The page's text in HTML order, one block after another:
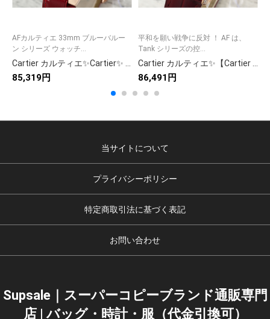
AFカルティエ 33mm ブルーバルー
ン シリーズ ウォッチ...
85,319円
平和を願い戦争に反対 ！ AF は、
Tank シリーズの控...
86,491円
当サイトについて
プライバシーポリシー
特定商取引法に基づく表記
お問い合わせ
Supsale｜スーパーコピーブランド通販専門
店 | バッグ・時計・服（代金引換可）